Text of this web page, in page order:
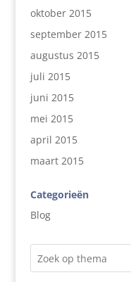
oktober 2015
september 2015
augustus 2015
juli 2015
juni 2015
mei 2015
april 2015
maart 2015
Categorieën
Blog